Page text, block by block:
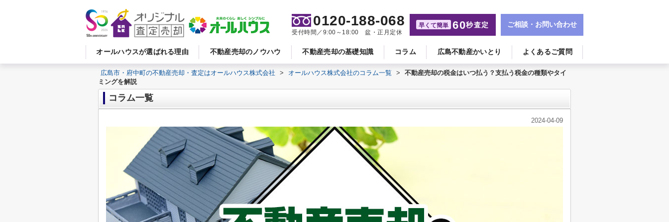
オールハウスが選ばれる理由 不動産売却のノウハウ 不動産売却の基礎知識 コラム 広島不動産かいとり よくあるご質問
0120-188-068
受付時間／9:00～18:00 盆・正月定休
早くて簡単 60秒査定 ご相談・お問い合わせ
広島市・府中町の不動産売却・査定はオールハウス株式会社 > オールハウス株式会社のコラム一覧 >
不動産売却の税金はいつ払う？支払う税金の種類やタイ
ミングを解説
コラム一覧
2024-04-09